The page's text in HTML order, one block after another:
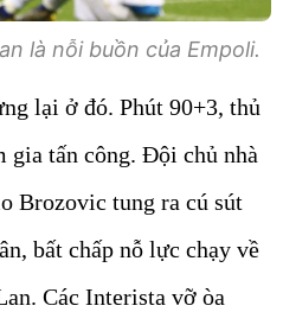
là nỗi buồn của Empoli.
lại ở đó. Phút 90+3, thủ
gia tấn công. Đội chủ nhà
Brozovic tung ra cú sút
bất chấp nỗ lực chạy về
Các Interista vỡ òa